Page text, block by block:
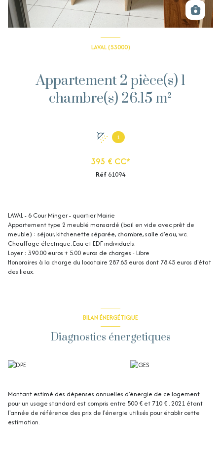
LAVAL (53000)
Appartement 2 pièce(s) 1
chambre(s) 26.15 m²
1
395 € CC*
Réf 61094
LAVAL - 6 Cour Minger - quartier Mairie
Appartement type 2 meublé mansardé (bail en vide avec prêt de
meuble) : séjour, kitchenette séparée, chambre, salle d'eau, wc.
Chauffage électrique. Eau et EDF individuels.
Loyer : 390.00 euros + 5.00 euros de charges - Libre
Honoraires à la charge du locataire 287.65 euros dont 78.45 euros d'état
des lieux.
BILAN ÉNERGÉTIQUE
Diagnostics énergetiques
Montant estimé des dépenses annuelles d'énergie de ce logement
pour un usage standard est compris entre 500 € et 710 € . 2021 étant
l'année de référence des prix de l'énergie utilisés pour établir cette
estimation.